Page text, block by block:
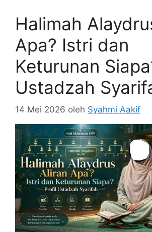
Halimah
Apa? Istri dan
Keturunan
Ustadzah
14 Mei 2026 oleh Syahmi Aakif